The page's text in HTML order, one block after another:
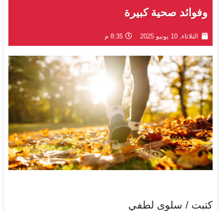
وفوائد صحية كبيرة
الثلاثاء, 10 يونيو 2025 8:35 م
كتبت / سلوى لطفي